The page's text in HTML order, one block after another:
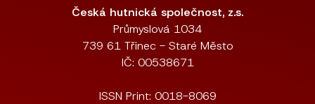
Česká hutnická společnost, z.s.
Průmyslová 1034
739 61 Třinec - Staré Město
IČ: 00538671
ISSN Print: 0018-8069